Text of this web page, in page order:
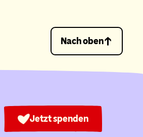
Nach oben
Jetzt spenden